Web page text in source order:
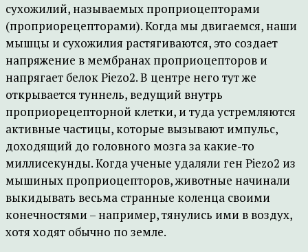
сухожилий, называемых проприоцепторами
(проприорецепторами). Когда мы двигаемся, наши
мышцы и сухожилия растягиваются, это создает
напряжение в мембранах проприоцепторов и
напрягает белок Piezo2. В центре него тут же
открывается туннель, ведущий внутрь
проприорецепторной клетки, и туда устремляются
активные частицы, которые вызывают импульс,
доходящий до головного мозга за какие-то
миллисекунды. Когда ученые удаляли ген Piezo2 из
мышиных проприоцепторов, животные начинали
выкидывать весьма странные коленца своими
конечностями – например, тянулись ими в воздух,
хотя ходят обычно по земле.